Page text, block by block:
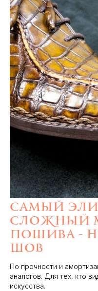
Самый
сложный
пошива -
шов
По прочности и
аналогов. Для тех, кто
искусства.